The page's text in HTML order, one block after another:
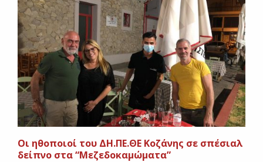
Οι ηθοποιοί του ΔΗ.ΠΕ.ΘΕ Κοζάνης σε σπέσιαλ
δείπνο στα “Μεζεδοκαμώματα”